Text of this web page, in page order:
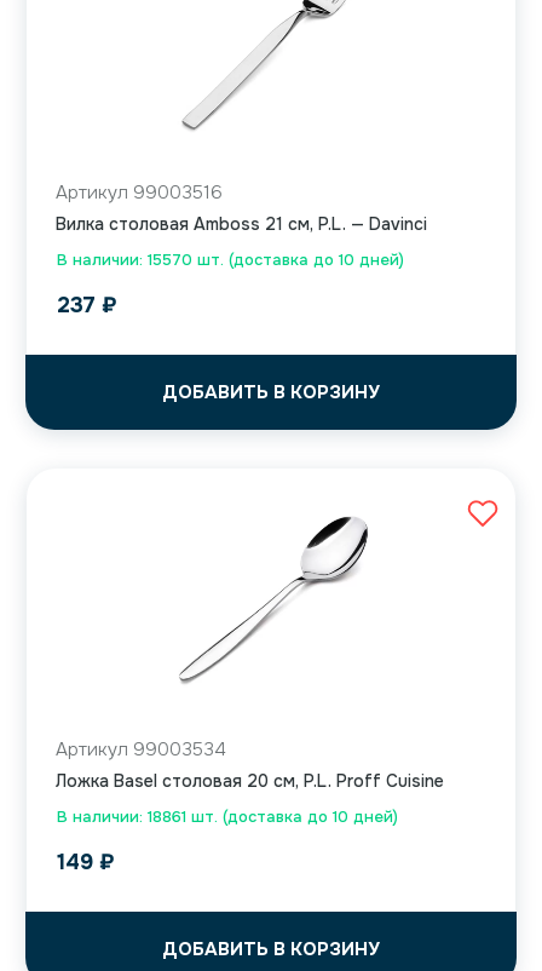
В наличии: 15570 шт. (доставка до 10 дней)
Артикул 99003516
Вилка столовая Amboss 21 см, P.L. — Davinci
237 ₽
ДОБАВИТЬ В КОРЗИНУ
В наличии: 18861 шт. (доставка до 10 дней)
Артикул 99003534
Ложка Basel столовая 20 см, P.L. Proff Cuisine
149 ₽
ДОБАВИТЬ В КОРЗИНУ